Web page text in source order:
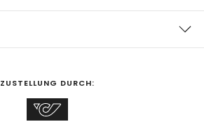
ZUSTELLUNG DURCH: